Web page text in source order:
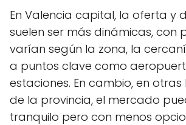
En Valencia capital, la oferta y
suelen ser más dinámicas, con
varían según la zona, la
a puntos clave como
estaciones. En cambio, en
de la provincia, el mercado
tranquilo pero con menos